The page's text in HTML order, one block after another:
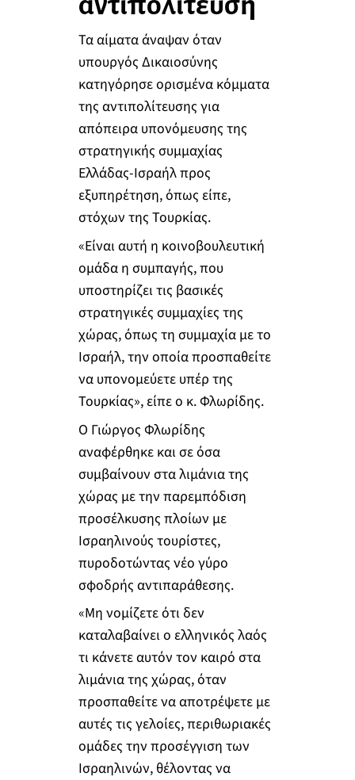
Τα αίματα άναψαν όταν
υπουργός Δικαιοσύνης
κατηγόρησε ορισμένα κόμματα
της αντιπολίτευσης για
απόπειρα υπονόμευσης της
στρατηγικής συμμαχίας
Ελλάδας-Ισραήλ προς
εξυπηρέτηση, όπως είπε,
στόχων της Τουρκίας.
«Είναι αυτή η κοινοβουλευτική
ομάδα η συμπαγής, που
υποστηρίζει τις βασικές
στρατηγικές συμμαχίες της
χώρας, όπως τη συμμαχία με το
Ισραήλ, την οποία προσπαθείτε
να υπονομεύετε υπέρ της
Τουρκίας», είπε ο κ. Φλωρίδης.
Ο Γιώργος Φλωρίδης
αναφέρθηκε και σε όσα
συμβαίνουν στα λιμάνια της
χώρας με την παρεμπόδιση
προσέλκυσης πλοίων με
Ισραηλινούς τουρίστες,
πυροδοτώντας νέο γύρο
σφοδρής αντιπαράθεσης.
«Μη νομίζετε ότι δεν
καταλαβαίνει ο ελληνικός λαός
τι κάνετε αυτόν τον καιρό στα
λιμάνια της χώρας, όταν
προσπαθείτε να αποτρέψετε με
αυτές τις γελοίες, περιθωριακές
ομάδες την προσέγγιση των
Ισραηλινών, θέλοντας να